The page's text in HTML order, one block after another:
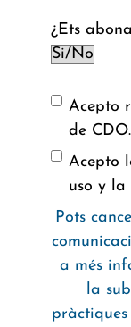
¿Ets
Acepto
de CDO.
Acepto
uso y la
Pots
a més
la